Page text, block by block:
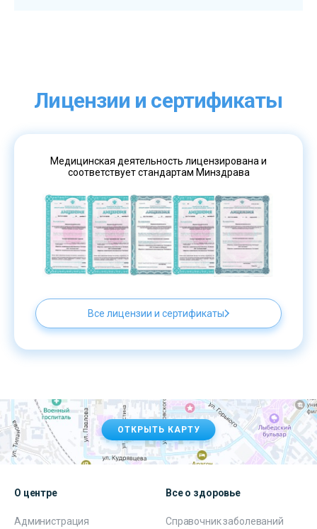
Лицензии и сертификаты
Медицинская деятельность лицензирована и
соответствует стандартам Минздрава
Все лицензии и сертификаты
ОТКРЫТЬ КАРТУ
О центре
Администрация
Все о здоровье
Справочник заболеваний